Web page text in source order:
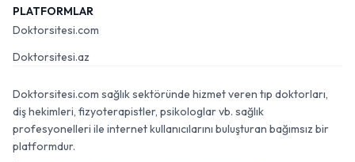
PLATFORMLAR
Doktorsitesi.com
Doktorsitesi.az
Doktorsitesi.com sağlık sektöründe hizmet veren tıp doktorları,
diş hekimleri, fizyoterapistler, psikologlar vb. sağlık
profesyonelleri ile internet kullanıcılarını buluşturan bağımsız bir
platformdur.